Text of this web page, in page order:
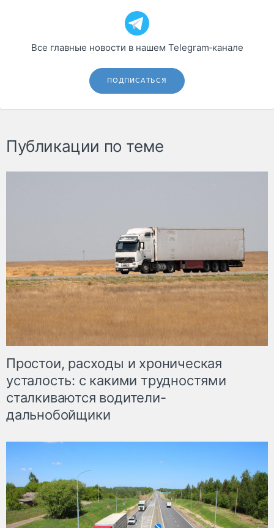
Все главные новости в нашем Telegram‑канале
ПОДПИСАТЬСЯ
Публикации по теме
Простои, расходы и хроническая
усталость: с какими трудностями
сталкиваются водители-
дальнобойщики